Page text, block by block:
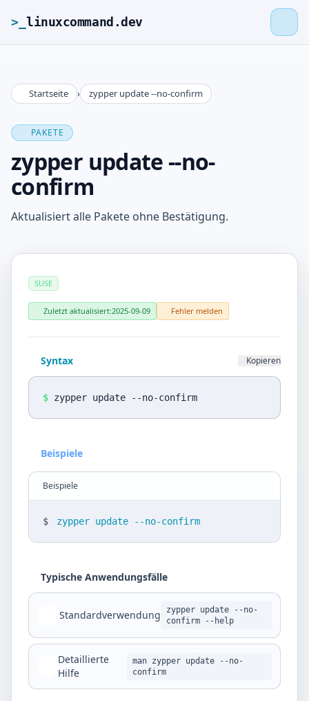
>_ linuxcommand.dev
>_linuxcommand.dev
Roadmap
Datenschutz
Design
Startseite › zypper update --no-confirm
PAKETE
zypper update --no-
confirm
Aktualisiert alle Pakete ohne Bestätigung.
SUSE
Zuletzt aktualisiert:2025-09-09 Fehler melden
Syntax Kopieren
$ zypper update --no-confirm
Beispiele
Beispiele
$ zypper update --no-confirm
Typische Anwendungsfälle
Standardverwendung
zypper update --no-
confirm --help
Detaillierte
Hilfe
man zypper update --no-
confirm